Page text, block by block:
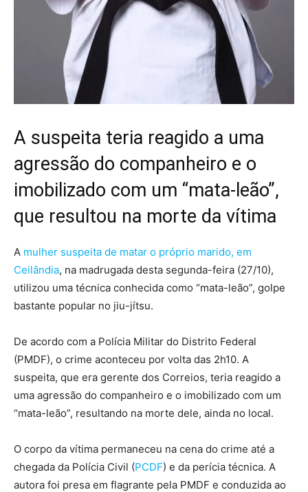
A suspeita teria reagido a uma
agressão do companheiro e o
imobilizado com um “mata-leão”,
que resultou na morte da vítima
A mulher suspeita de matar o próprio marido, em
Ceilândia, na madrugada desta segunda-feira (27/10),
utilizou uma técnica conhecida como “mata-leão”, golpe
bastante popular no jiu-jítsu.
De acordo com a Polícia Militar do Distrito Federal
(PMDF), o crime aconteceu por volta das 2h10. A
suspeita, que era gerente dos Correios, teria reagido a
uma agressão do companheiro e o imobilizado com um
“mata-leão”, resultando na morte dele, ainda no local.
O corpo da vítima permaneceu na cena do crime até a
chegada da Polícia Civil (PCDF) e da perícia técnica. A
autora foi presa em flagrante pela PMDF e conduzida ao